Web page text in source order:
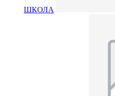
ШКОЛА